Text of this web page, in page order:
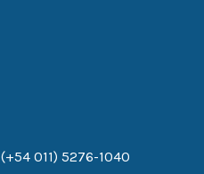
(+54 011) 5276-1040